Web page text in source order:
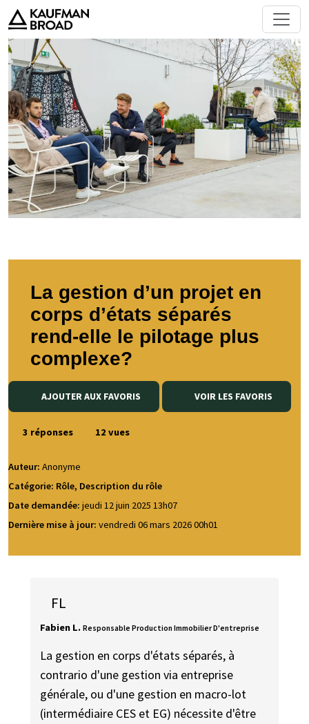
La gestion d’un projet en
corps d’états séparés
rend-elle le pilotage plus
complexe?
AJOUTER AUX FAVORIS VOIR LES FAVORIS
3 réponses 12 vues
Auteur: Anonyme
Catégorie: Rôle, Description du rôle
Date demandée: jeudi 12 juin 2025 13h07
Dernière mise à jour: vendredi 06 mars 2026 00h01
FL
Fabien L. Responsable Production Immobilier D'entreprise
La gestion en corps d'états séparés, à
contrario d'une gestion via entreprise
générale, ou d'une gestion en macro-lot
(intermédiaire CES et EG) nécessite d'être